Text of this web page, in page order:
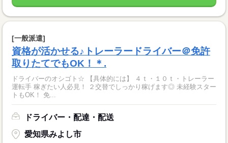
[一般派遣]
資格が活かせる♪トレーラードライバー＠免許
取りたてでもOK！＊.
ドライバーのオシゴト☆ 【具体的には】 ４ｔ・１０ｔ・トレーラー
運転手 稼ぎたい人必見！ ２交替でしっかり稼げます◎ 未経験スター
トもOK！ 免...
ドライバー・配達・配送
愛知県みよし市